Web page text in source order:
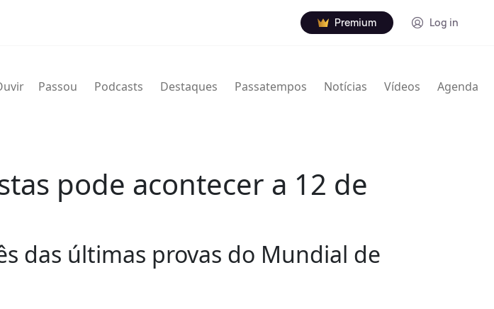
Premium Log in
Passou Podcasts Destaques Passatempos Notícias Vídeos Agenda
pode acontecer a 12 de
das últimas provas do Mundial de